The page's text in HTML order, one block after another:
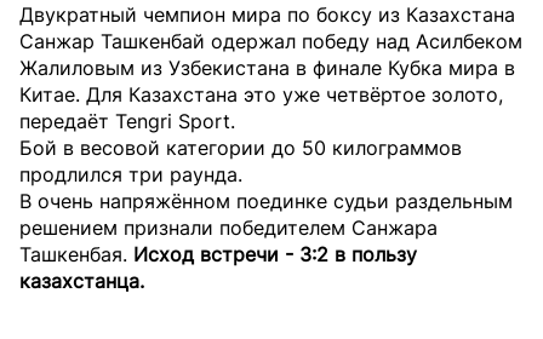
Двукратный чемпион мира по боксу из Казахстана
Санжар Ташкенбай одержал победу над Асилбеком
Жалиловым из Узбекистана в финале Кубка мира в
Китае. Для Казахстана это уже четвёртое золото,
передаёт Tengri Sport.
Бой в весовой категории до 50 килограммов
продлился три раунда.
В очень напряжённом поединке судьи раздельным
решением признали победителем Санжара
Ташкенбая. Исход встречи - 3:2 в пользу
казахстанца.